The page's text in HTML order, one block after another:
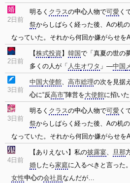
2日前
明るく クラスの中心人物で可愛 く
祭からしばらく経った後、Aの机
なっていた。それから何回か嫌がらせを
2日前
【株式投資 】 韓国で「真夏の世の
多くの人が「 人生オワタ 」―中国
3日前
中国 大使館、 高市総理の次を見据
心に“反高市”陣営を大使館に招い
3日前
明るく クラスの中心人物で可愛 く
祭からしばらく経った後、Aの机
なっていた。それから何回か嫌がらせを
4日前
【ありえない】私の披露宴、 旦那
婚したら家庭に入るべきと言った
女性中心の会社員なんだが…